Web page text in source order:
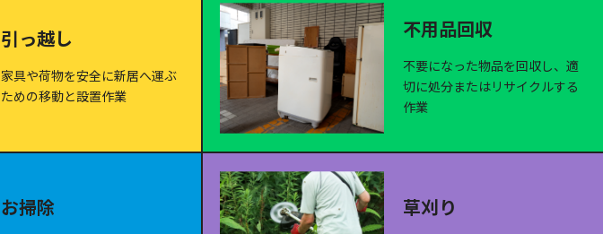
引っ越し
家具や荷物を安全に新居へ運ぶ
ための移動と設置作業
不用品回収
不要になった物品を回収し、適
切に処分またはリサイクルする
作業
お掃除 草刈り